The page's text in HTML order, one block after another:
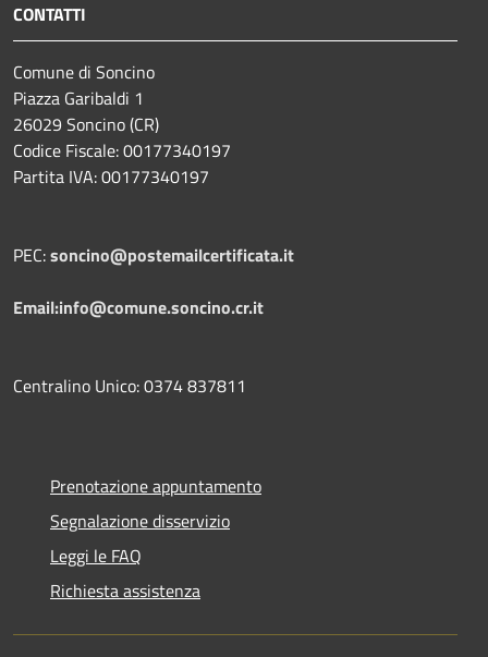
CONTATTI
Comune di Soncino
Piazza Garibaldi 1
26029 Soncino (CR)
Codice Fiscale: 00177340197
Partita IVA: 00177340197
PEC:soncino@postemailcertificata.it
Email:info@comune.soncino.cr.it
Centralino Unico: 0374 837811
Prenotazione appuntamento
Segnalazione disservizio
Leggi le FAQ
Richiesta assistenza